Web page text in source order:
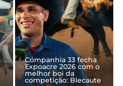
Companhia 33 fecha
Expoacre 2026 com o
melhor boi da
competição: Blecaute